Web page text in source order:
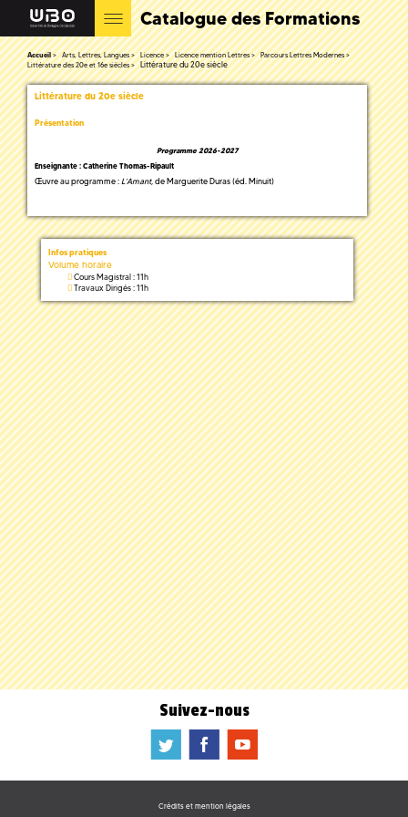
Catalogue des Formations
Accueil Arts, Lettres, Langues Licence Licence mention Lettres
Parcours Lettres Modernes
Littérature des 20e et 16e siècles
Littérature du 20e siècle
Littérature du 20e siècle
Présentation
Programme 2026-2027
Enseignante : Catherine Thomas-Ripault
Œuvre au programme : L’Amant, de Marguerite Duras (éd. Minuit)
Infos pratiques
Volume horaire
Cours Magistral : 11h
Travaux Dirigés : 11h
Suivez-nous
a b f
Crédits et mention légales